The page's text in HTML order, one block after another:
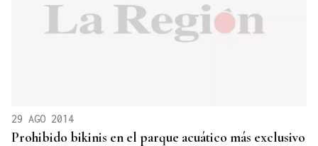
29 AGO 2014
Prohibido bikinis en el parque acuático más exclusivo